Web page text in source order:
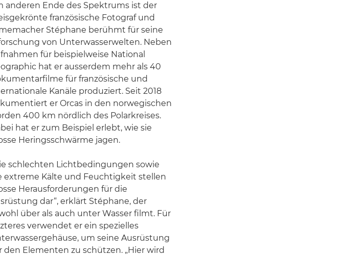
anderen Ende des Spektrums ist der
französische Fotograf und
Stéphane berühmt für seine
von Unterwasserwelten. Neben
für beispielweise National
hat er ausserdem mehr als 40
für französische und
Kanäle produziert. Seit 2018
er Orcas in den norwegischen
400 km nördlich des Polarkreises.
hat er zum Beispiel erlebt, wie sie
Heringsschwärme jagen.
schlechten Lichtbedingungen sowie
extreme Kälte und Feuchtigkeit stellen
Herausforderungen für die
dar“, erklärt Stéphane, der
über als auch unter Wasser filmt. Für
verwendet er ein spezielles
um seine Ausrüstung
den Elementen zu schützen. „Hier wird